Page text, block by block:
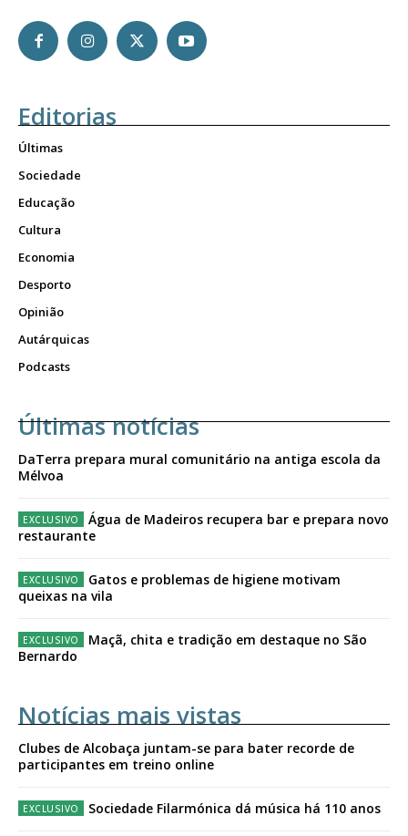
Editorias
Últimas
Sociedade
Educação
Cultura
Economia
Desporto
Opinião
Autárquicas
Podcasts
Últimas notícias
DaTerra prepara mural comunitário na antiga escola da
Mélvoa
Água de Madeiros recupera bar e prepara novo
restaurante
Gatos e problemas de higiene motivam
queixas na vila
Maçã, chita e tradição em destaque no São
Bernardo
Notícias mais vistas
Clubes de Alcobaça juntam-se para bater recorde de
participantes em treino online
Sociedade Filarmónica dá música há 110 anos